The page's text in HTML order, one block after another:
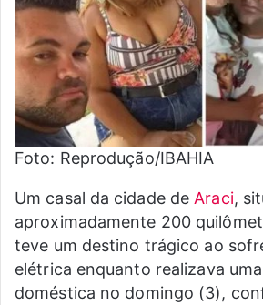
Foto: Reprodução/IBAHIA
Um casal da cidade de Araci,
aproximadamente 200
teve um destino trágico ao
elétrica enquanto realizava
doméstica no domingo (3),